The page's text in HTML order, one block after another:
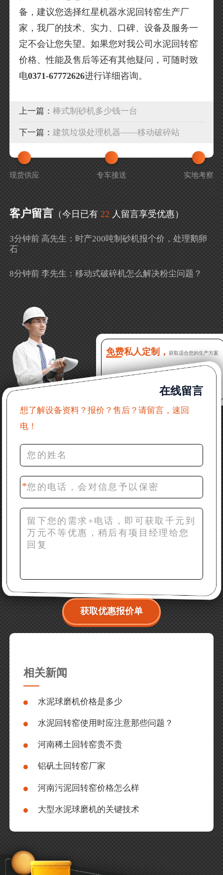
备，建议您选择红星机器水泥回转窑生产厂
家，我厂的技术、实力、口碑、设备及服务一
定不会让您失望。如果您对我公司水泥回转窑
价格、性能及售后等还有其他疑问，可随时致
电0371-67772626进行详细咨询。
上一篇：棒式制砂机多少钱一台
下一篇： 建筑垃圾处理机器——移动破碎站
现货供应 专车接送 实地考察
客户留言 （今日已有 22 人留言享受优惠）
3分钟前 高先生：时产200吨制砂机报个价，处理鹅卵
石
8分钟前 李先生：移动式破碎机怎么解决粉尘问题？
吗？
16分钟前 程先生：破碎生产线出个方案及报价，有什
么售后服务？
22分钟前 郑女士：想了解时产500吨锤破，加工石灰石
31分钟前 吴先生：成套石头破碎设备有吗？给个详细
产品资料
36分钟前 罗先生：每小时100吨左右的鄂破和反击破，
42分钟前 梁先生：膨润土磨到200目，用什么磨粉设
备？
免费私人定制， 获取适合您的生产方案
在线留言
想了解设备资料？报价？售后？请留言，速回
电！
获取优惠报价单
相关新闻
水泥球磨机价格是多少
水泥回转窑使用时应注意那些问题？
河南稀土回转窑贵不贵
铝矾土回转窑厂家
河南污泥回转窑价格怎么样
大型水泥球磨机的关键技术